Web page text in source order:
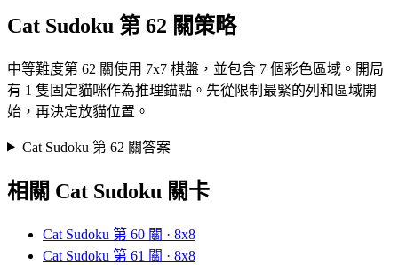
Cat Sudoku 第 62 關策略
中等難度第 62 關使用 7x7 棋盤，並包含 7 個彩色區域。開局
有 1 隻固定貓咪作為推理錨點。先從限制最緊的列和區域開
始，再決定放貓位置。
Cat Sudoku 第 62 關答案
相關 Cat Sudoku 關卡
Cat Sudoku 第 60 關 · 8x8
Cat Sudoku 第 61 關 · 8x8